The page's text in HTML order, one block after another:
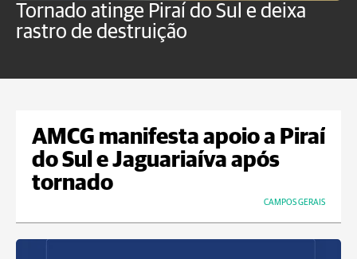
Tornado atinge Piraí do Sul e deixa
rastro de destruição
AMCG manifesta apoio a Piraí
do Sul e Jaguariaíva após
tornado
CAMPOS GERAIS